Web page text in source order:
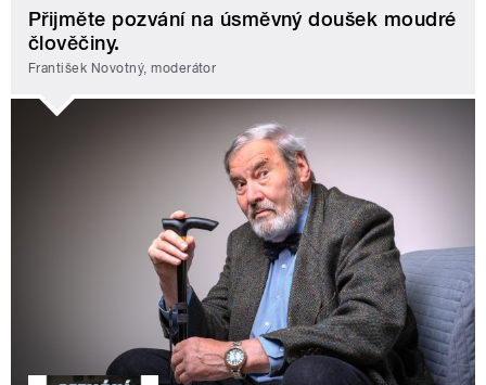
Přijměte pozvání na úsměvný doušek moudré
člověčiny.
František Novotný, moderátor